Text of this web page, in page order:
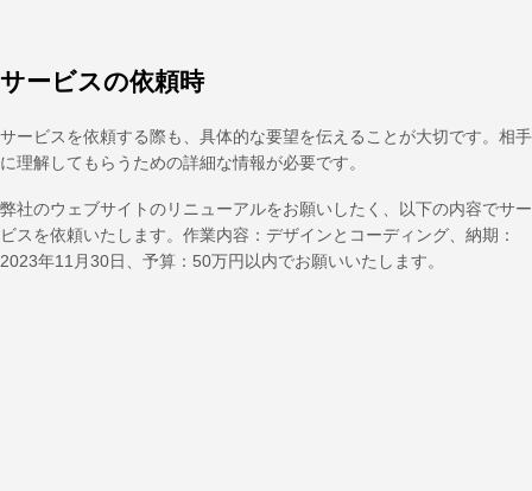
サービスの依頼時
サービスを依頼する際も、具体的な要望を伝えることが大切です。相手
に理解してもらうための詳細な情報が必要です。
弊社のウェブサイトのリニューアルをお願いしたく、以下の内容でサー
ビスを依頼いたします。作業内容：デザインとコーディング、納期：
2023年11月30日、予算：50万円以内でお願いいたします。